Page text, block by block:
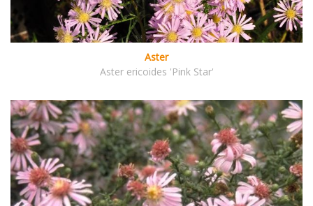
Aster
Aster ericoides 'Pink Star'